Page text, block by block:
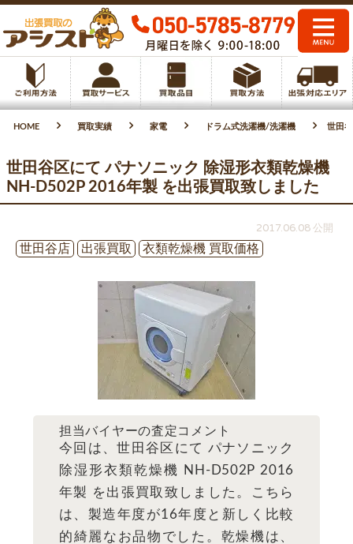
HOME 買取実績 家電 ドラム式洗濯機/洗濯機 世田
世田谷区にて パナソニック 除湿形衣類乾燥機
NH-D502P 2016年製 を出張買取致しました
2017.06.08 公開
世田谷店
出張買取 衣類乾燥機 買取価格
担当バイヤーの査定コメント
今回は、世田谷区にて パナソニック
除湿形衣類乾燥機 NH-D502P 2016
年製 を出張買取致しました。こちら
は、製造年度が16年度と新しく比較
的綺麗なお品物でした。乾燥機は、